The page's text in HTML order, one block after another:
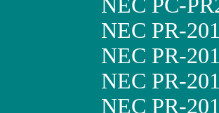
NEC PC-
NEC PR-
NEC PR-
NEC PR-
NEC PR-